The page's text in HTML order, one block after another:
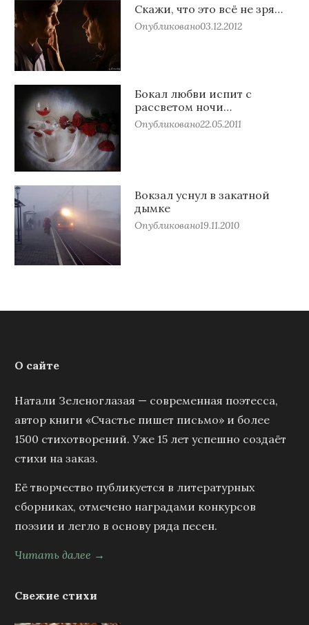
Скажи, что это всё не зря…
Опубликовано03.12.2012
Бокал любви испит с
рассветом ночи…
Опубликовано22.05.2011
Вокзал уснул в закатной
дымке
Опубликовано19.11.2010
О сайте
Натали Зеленоглазая — современная поэтесса,
автор книги «Счастье пишет письмо» и более
1500 стихотворений. Уже 15 лет успешно создаёт
стихи на заказ.
Её творчество публикуется в литературных
сборниках, отмечено наградами конкурсов
поэзии и легло в основу ряда песен.
Читать далее →
Свежие стихи